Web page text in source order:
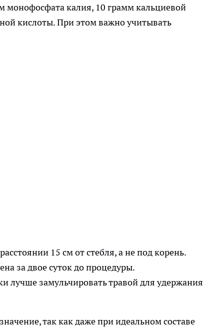
монофосфата калия, 10 грамм кальциевой
кислоты. При этом важно учитывать
15 см от стебля, а не под корень.
за двое суток до процедуры.
лучше замульчировать травой для удержания
так как даже при идеальном составе